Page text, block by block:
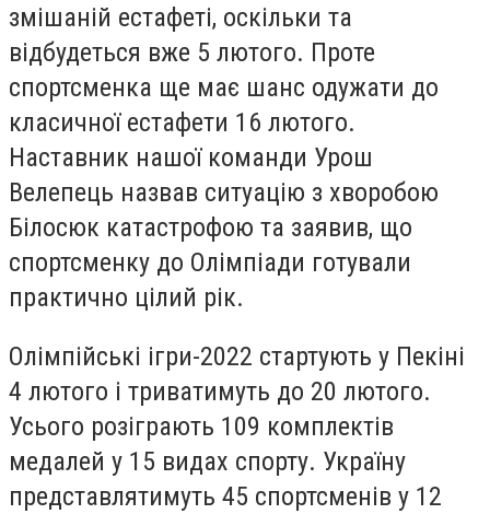
змішаній естафеті, оскільки та
відбудеться вже 5 лютого. Проте
спортсменка ще має шанс одужати до
класичної естафети 16 лютого.
Наставник нашої команди Урош
Велепець назвав ситуацію з хворобою
Білосюк катастрофою та заявив, що
спортсменку до Олімпіади готували
практично цілий рік.
Олімпійські ігри-2022 стартують у Пекіні
4 лютого і триватимуть до 20 лютого.
Усього розіграють 109 комплектів
медалей у 15 видах спорту. Україну
представлятимуть 45 спортсменів у 12